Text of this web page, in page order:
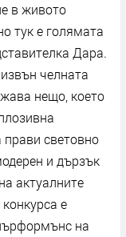
в живото
тук е голямата
Дара.
челната
нещо, което
прави световно
и дързък
актуалните
е
на